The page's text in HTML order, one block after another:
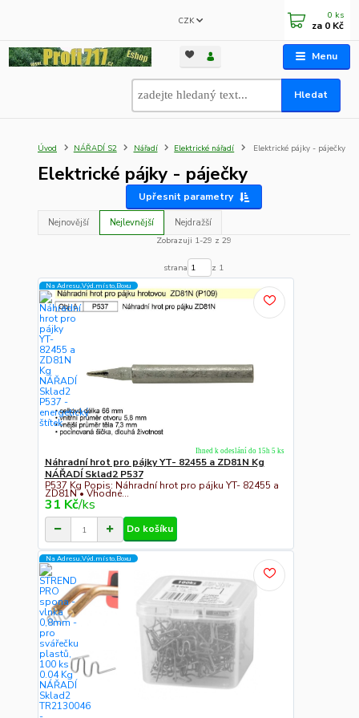
Menu
CZK
Hledat
0 ks
za 0 Kč
Úvod NÁŘADÍ S2 Nářadí Elektrické nářadí Elektrické pájky - páječky
Elektrické pájky - páječky
Upřesnit parametry
Nejnovější Nejlevnější
Nejdražší
Zobrazuji 1-29 z 29
strana z 1
Na Adresu,Výd.místo,Boxu
Náhradní hrot pro pájky YT- 82455 a ZD81N Kg
NÁŘADÍ Sklad2 P537
P537 Kg Popis: Náhradní hrot pro pájku YT- 82455 a
ZD81N • Vhodné...
31 Kč/ks
Ihned k odeslání do 15h 5 ks
Do košíku
Na Adresu,Výd.místo,Boxu